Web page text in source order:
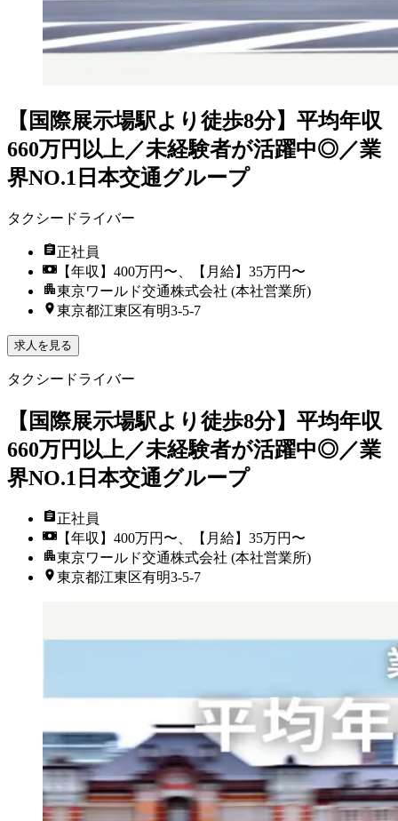
【国際展示場駅より徒歩8分】平均年収
660万円以上／未経験者が活躍中◎／業
界NO.1日本交通グループ
タクシードライバー
正社員
【年収】400万円〜、【月給】35万円〜
東京ワールド交通株式会社 (本社営業所)
東京都江東区有明3-5-7
求人を見る
タクシードライバー
【国際展示場駅より徒歩8分】平均年収
660万円以上／未経験者が活躍中◎／業
界NO.1日本交通グループ
正社員
【年収】400万円〜、【月給】35万円〜
東京ワールド交通株式会社 (本社営業所)
東京都江東区有明3-5-7